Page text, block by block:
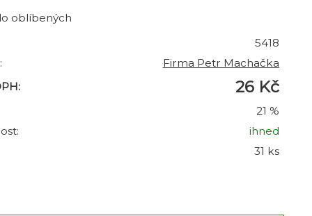
oblíbených
5418
Firma Petr Machačka
26 Kč
21 %
ihned
31 ks